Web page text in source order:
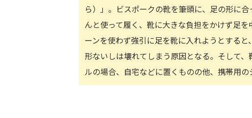
ら）」。ビスポークの靴を筆頭に、足の形に
んと使って履く、靴に大きな負担をかけず足
ーンを使わず強引に足を靴に入れようとする
形ないしは壊れてしまう原因となる。そして
ルの場合、自宅などに置くものの他、携帯用の